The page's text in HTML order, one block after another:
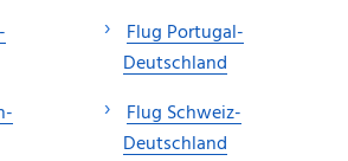
Flug Portugal-
Deutschland
Flug Schweiz-
Deutschland